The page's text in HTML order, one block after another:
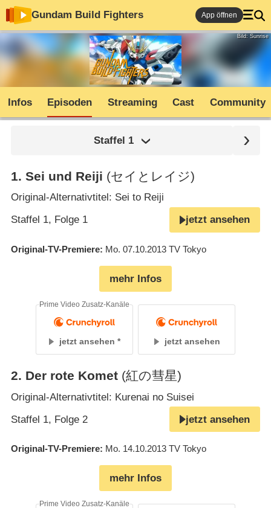
Gundam Build Fighters App öffnen
Bild: Sunrise
Infos Episoden Streaming Cast Community
Staffel 1
1. Sei und Reiji (セイとレイジ)
Original-Alternativtitel: Sei to Reiji
Staffel 1, Folge 1
jetzt ansehen
Original-TV-Premiere Mo. 07.10.2013 TV Tokyo
mehr Infos
jetzt ansehen
Prime Video Zusatz-Kanäle
jetzt ansehen
2. Der rote Komet (紅の彗星)
Original-Alternativtitel: Kurenai no Suisei
Staffel 1, Folge 2
jetzt ansehen
Original-TV-Premiere Mo. 14.10.2013 TV Tokyo
mehr Infos
Prime Video Zusatz-Kanäle